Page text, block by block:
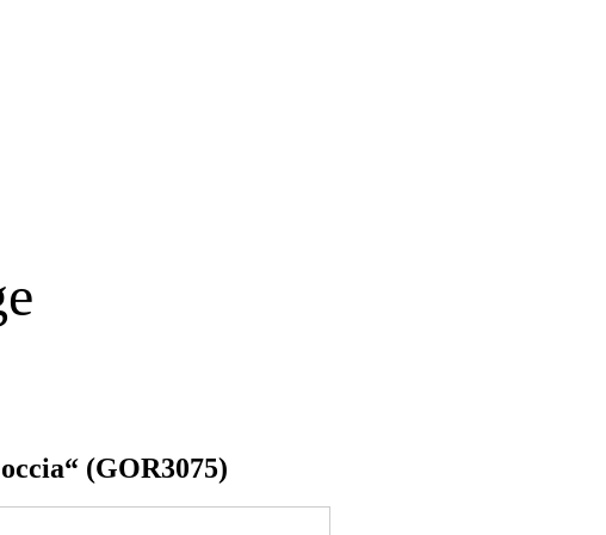
(GOR3075)